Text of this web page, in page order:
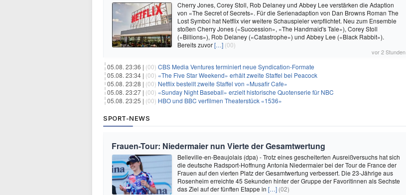
Cherry Jones, Corey Stoll, Rob Delaney und Abbey Lee verstärken die Adaption
von «The Secret of Secrets». Für die Serienadaption von Dan Browns Roman The
Lost Symbol hat Netflix vier weitere Schauspieler verpflichtet. Neu zum Ensemble
stoßen Cherry Jones («Succession», «The Handmaid's Tale»), Corey Stoll
(«Billions»), Rob Delaney («Catastrophe») und Abbey Lee («Black Rabbit»).
Bereits zuvor[…] (00)
vor 2 Stunden
05.08. 23:36 | (00) CBS Media Ventures terminiert neue Syndication-Formate
05.08. 23:34 | (00) «The Five Star Weekend» erhält zweite Staffel bei Peacock
05.08. 23:28 | (00) Netflix bestellt zweite Staffel von «Musafir Cafe»
05.08. 23:27 | (00) «Sunday Night Baseball» erzielt historische Quotenserie für NBC
05.08. 23:25 | (00) HBO und BBC verfilmen Theaterstück «1536»
SPORT-NEWS
Frauen-Tour: Niedermaier nun Vierte der Gesamtwertung
Belleville-en-Beaujolais (dpa) - Trotz eines gescheiterten Ausreißversuchs hat sich
die deutsche Radsport-Hoffnung Antonia Niedermaier bei der Tour de France der
Frauen auf den vierten Platz der Gesamtwertung verbessert. Die 23-Jährige aus
Rosenheim erreichte 45 Sekunden hinter der Gruppe der Favoritinnen als Sechste
das Ziel auf der fünften Etappe in […] (02)